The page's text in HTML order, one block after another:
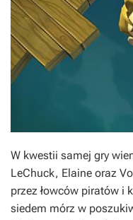
W kwestii samej gry
LeChuck, Elaine oraz
przez łowców piratów i
siedem mórz w